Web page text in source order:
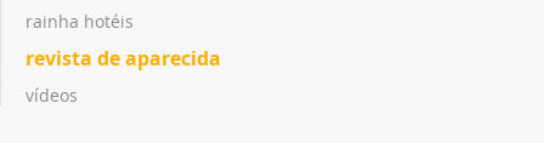
rainha hotéis
revista de aparecida
vídeos